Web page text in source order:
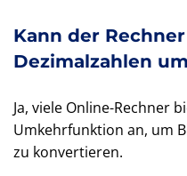
Kann der
Dezimalzahlen
Ja, viele Online-Rechner
Umkehrfunktion an, um
zu konvertieren.